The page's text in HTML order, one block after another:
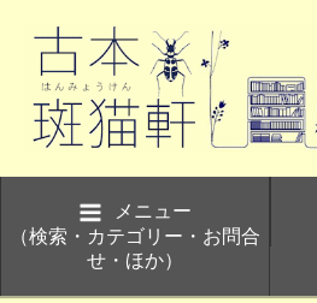
メニュー
（検索・カテゴリー・お問合
せ・ほか）